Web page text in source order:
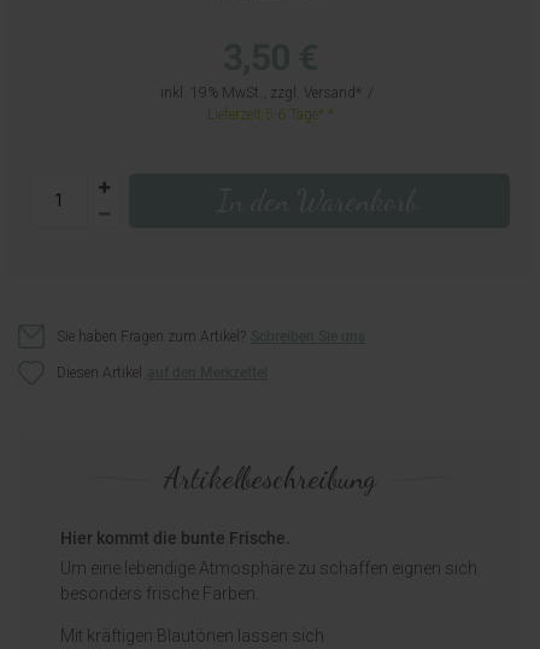
inkl. 19% MwSt., zzgl. Versand
Lieferzeit 5-6 Tage*
Sie haben Fragen zum Artikel?
Diesen Artikel
Artikelbeschreibung
Hier kommt die bunte Frische.
Um eine lebendige Atmosphäre zu schaffen eignen sich
besonders frische Farben.
Mit kräftigen Blautönen lassen sich